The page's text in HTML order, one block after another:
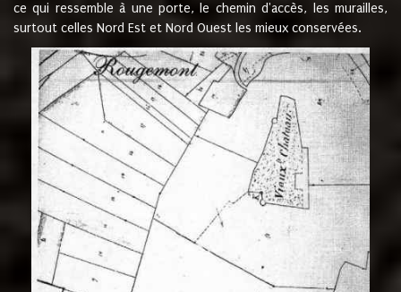
ce qui ressemble à une porte, le chemin d'accès, les murailles,
surtout celles Nord Est et Nord Ouest les mieux conservées.